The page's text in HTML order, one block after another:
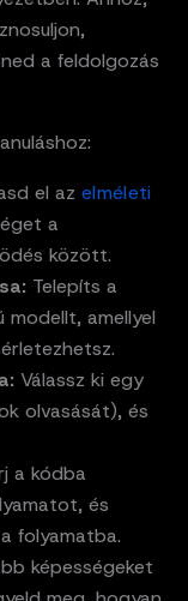
a feldolgozás
el az elméleti
a
között.
Telepíts a
amellyel
Válassz ki egy
olvasását), és
a kódba
és
folyamatba.
képességeket